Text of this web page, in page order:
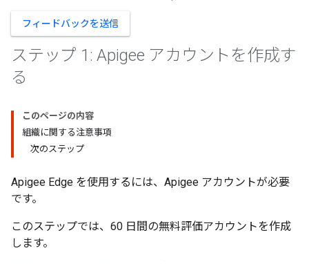
フィードバックを送信
ステップ 1: Apigee アカウントを作成す
る
このページの内容
組織に関する注意事項
次のステップ
Apigee Edge を使用するには、Apigee アカウントが必要
です。
このステップでは、60 日間の無料評価アカウントを作成
します。